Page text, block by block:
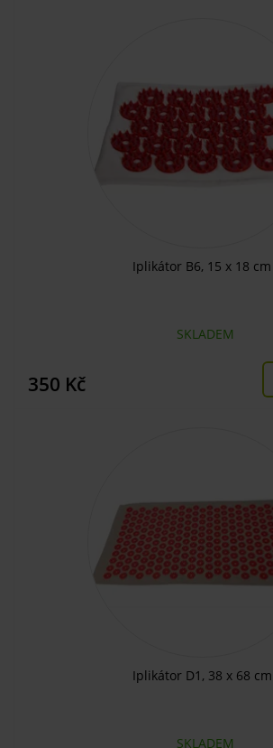
Iplikátor B6, 15 x 18 cm
SKLADEM
350 Kč
Iplikátor D1, 38 x 68 cm
SKLADEM